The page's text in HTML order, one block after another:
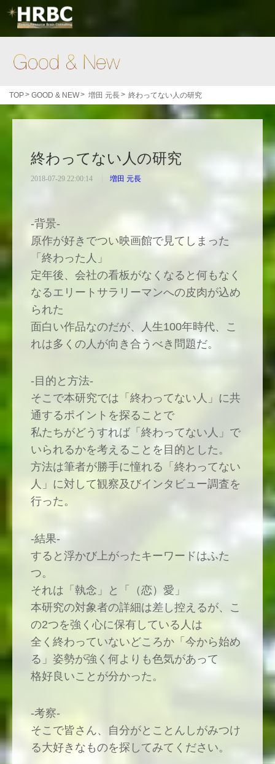
TOP> GOOD & NEW> 増田 元長> 終わってない人の研究
終わってない人の研究
2018-07-29 22:00:14 増田 元長
-背景-
原作が好きでつい映画館で見てしまった
「終わった人」
定年後、会社の看板がなくなると何もなく
なるエリートサラリーマンへの皮肉が込め
られた
面白い作品なのだが、人生100年時代、こ
れは多くの人が向き合うべき問題だ。
-目的と方法-
そこで本研究では「終わってない人」に共
通するポイントを探ることで
私たちがどうすれば「終わってない人」で
いられるかを考えることを目的とした。
方法は筆者が勝手に憧れる「終わってない
人」に対して観察及びインタビュー調査を
行った。
-結果-
すると浮かび上がったキーワードはふた
つ。
それは「執念」と「（恋）愛」
本研究の対象者の詳細は差し控えるが、こ
の2つを強く心に保有している人は
全く終わっていないどころか「今から始め
る」姿勢が強く何よりも色気があって
格好良いことが分かった。
-考察-
そこで皆さん、自分がとことんしがみつけ
る大好きなものを探してみてください。